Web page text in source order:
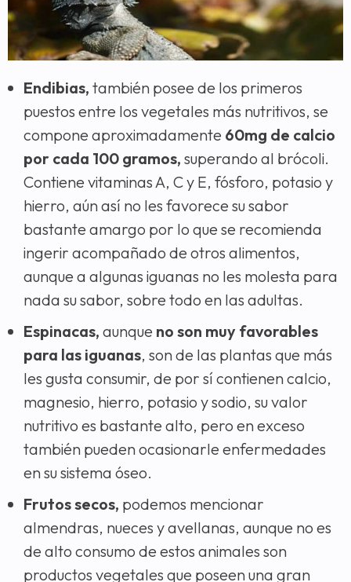
Endibias, también posee de los primeros
puestos entre los vegetales más nutritivos, se
compone aproximadamente 60mg de calcio
por cada 100 gramos, superando al brócoli.
Contiene vitaminas A, C y E, fósforo, potasio y
hierro, aún así no les favorece su sabor
bastante amargo por lo que se recomienda
ingerir acompañado de otros alimentos,
aunque a algunas iguanas no les molesta para
nada su sabor, sobre todo en las adultas.
Espinacas, aunque no son muy favorables
para las iguanas, son de las plantas que más
les gusta consumir, de por sí contienen calcio,
magnesio, hierro, potasio y sodio, su valor
nutritivo es bastante alto, pero en exceso
también pueden ocasionarle enfermedades
en su sistema óseo.
Frutos secos, podemos mencionar
almendras, nueces y avellanas, aunque no es
de alto consumo de estos animales son
productos vegetales que poseen una gran